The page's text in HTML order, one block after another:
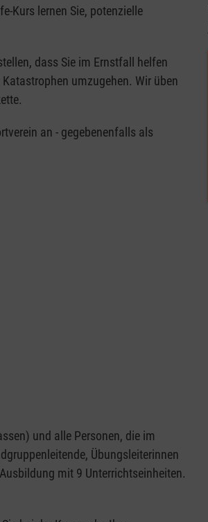
Kurs lernen Sie, potenzielle
dass Sie im Ernstfall helfen
umzugehen. Wir üben
an - gegebenenfalls als
und alle Personen, die im
Übungsleiterinnen
mit 9 Unterrichtseinheiten.